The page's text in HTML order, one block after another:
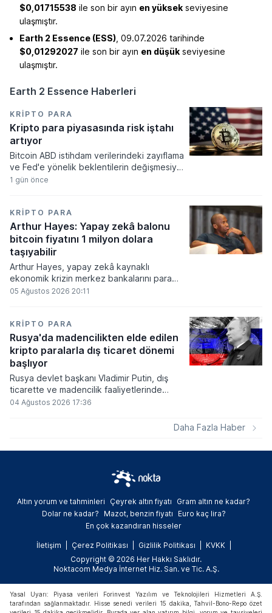
$0,01715538 ile son bir ayın en yüksek seviyesine
ulaşmıştır.
Earth 2 Essence (ESS) , 09.07.2026 tarihinde
$0,01292027 ile son bir ayın en düşük seviyesine
ulaşmıştır.
Earth 2 Essence Haberleri
KRIPTO PARA
Kripto para piyasasında risk iştahı
artıyor
Bitcoin ABD istihdam verilerindeki zayıflama
ve Fed'e yönelik beklentilerin değişmesiyle
haftayı yükselişle kapattı. Kripto para
açıklanacak enflasyon rakamlarına ve
küresel gelişmelere çevrildi.
1 gün önce
KRIPTO PARA
Arthur Hayes: Yapay zekâ balonu
bitcoin fiyatını 1 milyon dolara
taşıyabilir
Arthur Hayes, yapay zekâ kaynaklı
ekonomik krizin merkez bankalarını para
basmaya zorlayacağını ve bu durumun
kayıplarının tetikleyeceği kredi krizinin
küresel likidite artışına yol açacağını belirtti
ve bitcoinin bu süreçte en hızlı tepki veren
varlık olacağı vurguladı.
05 Ağustos 2026 20:11
KRIPTO PARA
Rusya'da madencilikten elde edilen
kripto paralarla dış ticaret dönemi
başlıyor
Rusya devlet başkanı Vladimir Putin, dış
ticarette ve madencilik faaliyetlerinde
kripto varlıkların kullanımına onay veren
04 Ağustos 2026 17:36
Daha Fazla Haber
Altın yorum ve tahminleri Çeyrek altın fiyatı
Gram altın ne kadar?
Dolar ne kadar?
Mazot, benzin fiyatı
Euro kaç lira?
En çok kazandıran hisseler
İletişim Çerez Politikası Gizlilik Politikası
KVKK
Copyright © 2026 Her Hakkı Saklıdır.
Noktacom Medya İnternet Hiz. San. ve Tic. A.Ş.
Yasal Uyarı: Piyasa verileri Forinvest Yazılım ve Teknolojileri Hizmetleri A.Ş.
tarafından sağlanmaktadır. Hisse senedi verileri 15 dakika, Tahvil-Bono-Repo özet